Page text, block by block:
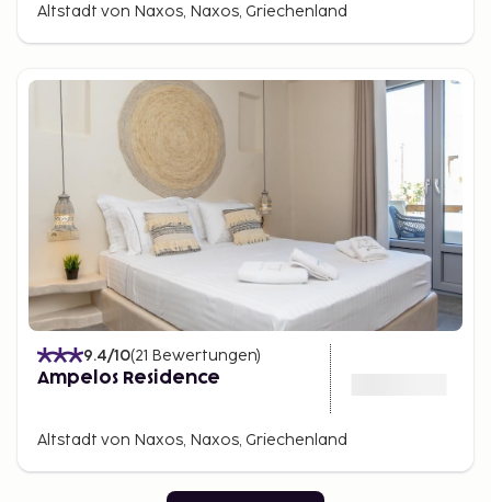
Altstadt von Naxos, Naxos, Griechenland
9.4/10(21 Bewertungen)
Ampelos Residence
Altstadt von Naxos, Naxos, Griechenland